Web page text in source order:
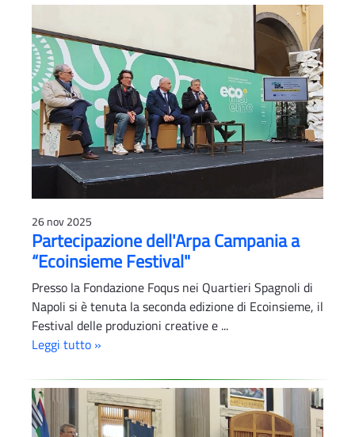
26 nov 2025
Partecipazione dell'Arpa Campania a
“Ecoinsieme Festival"
Presso la Fondazione Foqus nei Quartieri Spagnoli di
Napoli si è tenuta la seconda edizione di Ecoinsieme, il
Festival delle produzioni creative e ...
Leggi tutto »